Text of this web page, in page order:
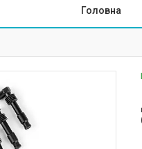
Головна